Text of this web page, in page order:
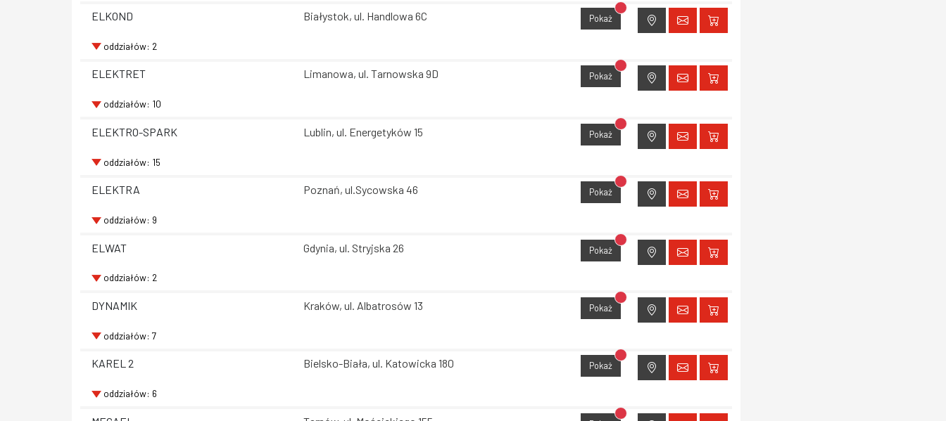
ELKOND Białystok, ul. Handlowa 6C Pokaż Brak dostępu do lokalizacji
oddziałów: 2
ELEKTRET Limanowa, ul. Tarnowska 9D Pokaż Brak dostępu do lokalizacji
oddziałów: 10
ELEKTRO-SPARK Lublin, ul. Energetyków 15 Pokaż Brak dostępu do lokalizacji
oddziałów: 15
ELEKTRA Poznań, ul.Sycowska 46 Pokaż Brak dostępu do lokalizacji
oddziałów: 9
ELWAT Gdynia, ul. Stryjska 26 Pokaż Brak dostępu do lokalizacji
oddziałów: 2
DYNAMIK Kraków, ul. Albatrosów 13 Pokaż Brak dostępu do lokalizacji
oddziałów: 7
KAREL 2 Bielsko-Biała, ul. Katowicka 180 Pokaż Brak dostępu do lokalizacji
oddziałów: 6
Brak dostępu do lokalizacji